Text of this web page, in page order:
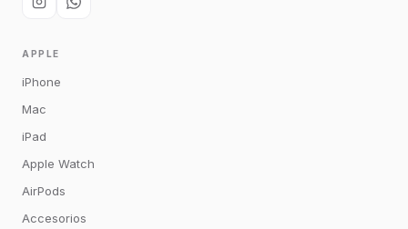
APPLE
iPhone
Mac
iPad
Apple Watch
AirPods
Accesorios